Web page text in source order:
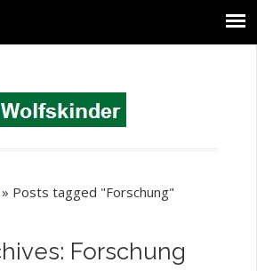
» Posts tagged "Forschung"
Forschung